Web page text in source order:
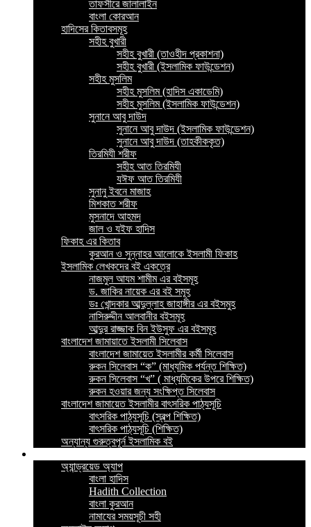
তাফসীরে জালালাইন
বাংলা কোরআন
হাদিসের কিতাবসমূহ
সহীহ বুখারী
সহীহ বুখারী (তাওহীদ প্রকাশনা)
সহীহ বুখারী (ইসলামিক ফাউন্ডেশন)
সহীহ মুসলিম
সহীহ মুসলিম (হাদিস একাডেমি)
সহীহ মুসলিম (ইসলামিক ফাউন্ডেশন)
সুনানে আবু দাউদ
সুনানে আবু দাউদ (ইসলামিক ফাউন্ডেশন)
সুনানে আবু দাউদ (তাহকীককৃত)
তিরমিযী শরীফ
সহীহ আত তিরমিযী
যঈফ আত তিরমিযী
সুনানু ইবনে মাজাহ
মিশকাত শরীফ
মুসনাদে আহমদ
জাল ও যইফ হাদিস
ফিকাহ এর কিতাব
কুরআন ও সুন্নাহর আলোকে ইসলামী ফিকাহ
ইসলামিক লেখকদের বই একত্রে
নাজমুল আযম শামীম এর বইসমূহ
ড. জাকির নায়েক এর বই সমূহ
ডঃ খোন্দকার আব্দুল্লাহ জাহাঙ্গীর এর বইসমুহ
নাসিরুদ্দীন আলবানীর বইসমূহ
আব্দুর রাজ্জাক বিন ইউসুফ এর বইসমূহ
বাংলাদেশ জামায়াতে ইসলামী সিলেবাস
বাংলাদেশ জামায়েত ইসলামীর কর্মী সিলেবাস
রুকন সিলেবাস “ক” (মাধ্যমিক পর্যন্ত শিক্ষিত)
রুকন সিলেবাস “খ” ( মাধ্যমিকের উপরে শিক্ষিত)
রুকন হওয়ার জন্য সংক্ষিপ্ত সিলেবাস
বাংলাদেশ জামায়েত ইসলামীর বাৎসরিক পাঠ্যসূচি
বাৎসরিক পাঠ্যসূচি (স্বল্প শিক্ষিত)
বাৎসরিক পাঠ্যসূচি (শিক্ষিত)
অন্যান্য গুরুত্বপূর্ন ইসলামিক বই
অ্যান্ড্রয়েড অ্যাপ
বাংলা হাদিস
Hadith Collection
বাংলা কুরআন
নামাযের সময়সূচী সহী